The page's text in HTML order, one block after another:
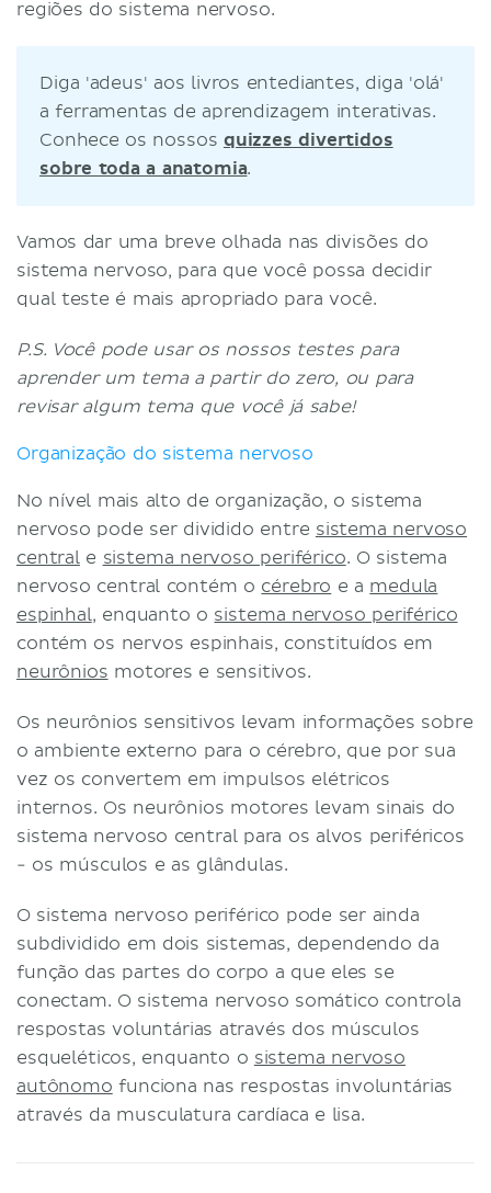
regiões do sistema nervoso.
Diga 'adeus' aos livros entediantes, diga 'olá'
a ferramentas de aprendizagem interativas.
Conhece os nossos quizzes divertidos
sobre toda a anatomia.
Vamos dar uma breve olhada nas divisões do
sistema nervoso, para que você possa decidir
qual teste é mais apropriado para você.
P.S. Você pode usar os nossos testes para
aprender um tema a partir do zero, ou para
revisar algum tema que você já sabe!
Organização do sistema nervoso
No nível mais alto de organização, o sistema
nervoso pode ser dividido entre sistema nervoso
centrale sistema nervoso periférico. O sistema
nervoso central contém o cérebro e a medula
espinhal, enquanto o sistema nervoso periférico
contém os nervos espinhais, constituídos em
neurônios motores e sensitivos.
Os neurônios sensitivos levam informações sobre
o ambiente externo para o cérebro, que por sua
vez os convertem em impulsos elétricos
internos. Os neurônios motores levam sinais do
sistema nervoso central para os alvos periféricos
- os músculos e as glândulas.
O sistema nervoso periférico pode ser ainda
subdividido em dois sistemas, dependendo da
função das partes do corpo a que eles se
conectam. O sistema nervoso somático controla
respostas voluntárias através dos músculos
esqueléticos, enquanto o sistema nervoso
autônomo funciona nas respostas involuntárias
através da musculatura cardíaca e lisa.